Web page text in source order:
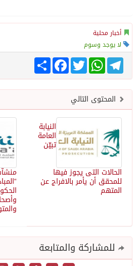
أخبار محلية
لا يوجد وسوم
انشر
FacebookTwitter
WhatsAppTelegram
المحتوى التالي
النيابة
العامة
تبيّن
الحالات التى يجوز فيها
للمحقق أن يأمر بالافراج عن
المتهم
للمشاركة والمتابعة